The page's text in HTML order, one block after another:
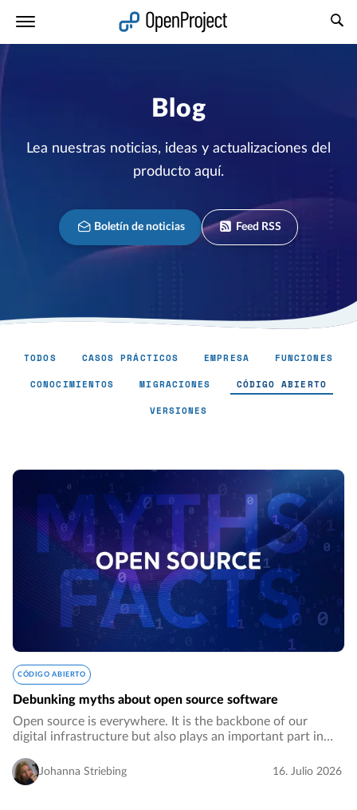
Blog
Lea nuestras noticias, ideas y actualizaciones del
producto aquí.
Boletín de noticias Feed RSS
TODOS CASOS PRÁCTICOS EMPRESA FUNCIONES
CONOCIMIENTOS MIGRACIONES CÓDIGO ABIERTO
VERSIONES
Código abierto
CÓDIGO ABIERTO
Debunking myths about open source software
Open source is everywhere. It is the backbone of our
digital infrastructure but also plays an important part in
sovereignty of enterprises in…
Johanna Striebing 16. Julio 2026
Abrir vínculo en un nuevo panel